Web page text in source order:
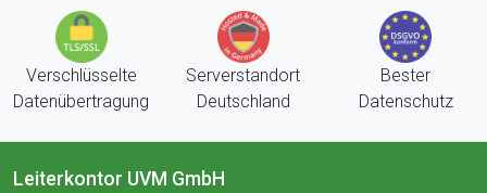
Verschlüsselte
Datenübertragung
Serverstandort
Deutschland
Bester
Datenschutz
Leiterkontor UVM GmbH